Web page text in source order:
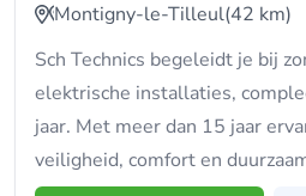
Montigny-le-Tilleul(42 km)
Sch Technics begeleidt je bij
elektrische installaties,
jaar. Met meer dan 15 jaar
veiligheid, comfort en